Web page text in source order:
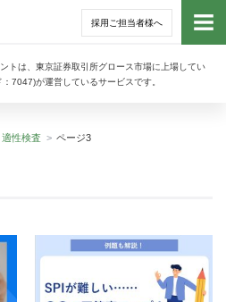
採用ご担当者様へ
トは、東京証券取引所グロース市場に上場してい
7047)が運営しているサービスです。
トッ
経営
適性検査 ページ3